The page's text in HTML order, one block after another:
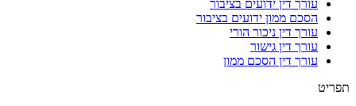
עורך דין ידועים בציבור
הסכם ממון ידועים בציבור
עורך דין ניכור הורי
עורך דין גישור
עורך דין הסכם ממון
תפריט